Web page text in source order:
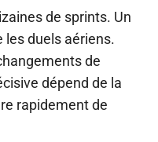
de sprints. Un
duels aériens.
de
dépend de la
rapidement de